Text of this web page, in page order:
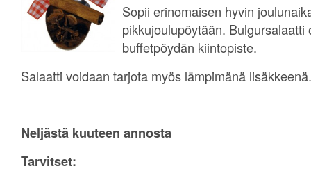
Sopii erinomaisen hyvin
pikkujoulupöytään. Bulgursalaatti
buffetpöydän kiintopiste.
Salaatti voidaan tarjota myös lämpimänä lisäkkeenä.
Neljästä kuuteen annosta
Tarvitset: